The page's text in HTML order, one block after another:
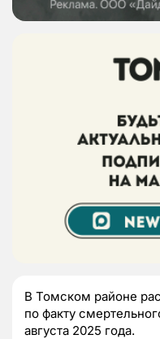
В Томском районе
по факту
августа 2025 года.